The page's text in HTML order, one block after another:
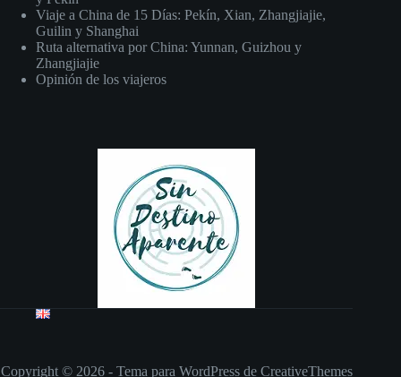
Viaje a China de 15 Días: Pekín, Xian, Zhangjiajie,
Guilin y Shanghai
Ruta alternativa por China: Yunnan, Guizhou y
Zhangjiajie
Opinión de los viajeros
Copyright © 2026 - Tema para WordPress de CreativeThemes